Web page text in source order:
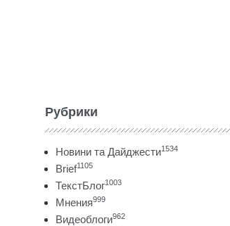
Рубрики
Новини та Дайджести1534
Brief1105
ТекстБлог1003
Мнения999
Видеоблоги962